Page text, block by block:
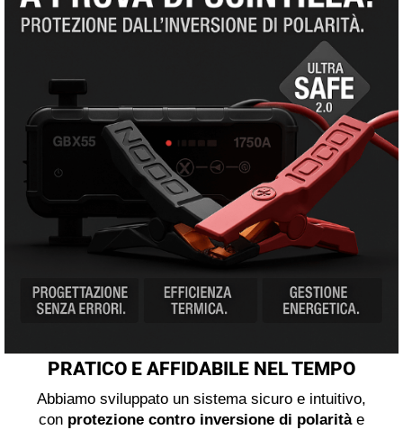
PRATICO E AFFIDABILE NEL TEMPO
Abbiamo sviluppato un sistema sicuro e intuitivo,
con protezione contro inversione di polaritàe